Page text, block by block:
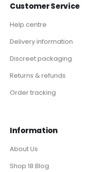
Customer Service
Help centre
Delivery information
Discreet packaging
Returns & refunds
Order tracking
Information
About Us
Shop 18 Blog